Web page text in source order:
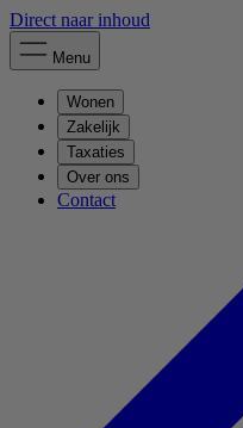
Direct naar inhoud
Menu
Wonen
Zakelijk
Taxaties
Over ons
Contact